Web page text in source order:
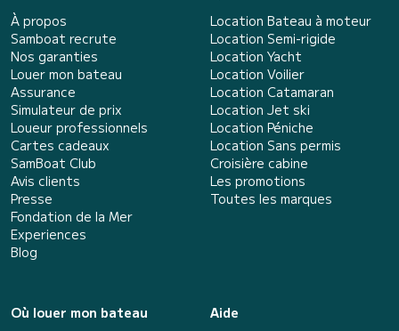
À propos
Samboat recrute
Nos garanties
Louer mon bateau
Assurance
Simulateur de prix
Loueur professionnels
Cartes cadeaux
SamBoat Club
Avis clients
Presse
Fondation de la Mer
Experiences
Blog
Location Bateau à moteur
Location Semi-rigide
Location Yacht
Location Voilier
Location Catamaran
Location Jet ski
Location Péniche
Location Sans permis
Croisière cabine
Les promotions
Toutes les marques
Où louer mon bateau
Aide